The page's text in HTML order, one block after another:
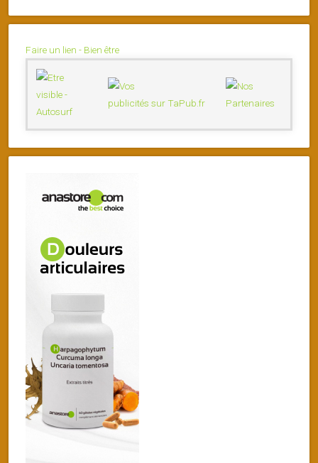
Faire un lien - Bien être